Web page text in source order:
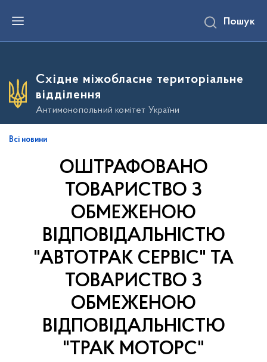
е
о
о
в
Пошук
Східне міжобласне територіальне
відділення
Антимонопольний комітет України
Всі новини
ОШТРАФОВАНО
ТОВАРИСТВО З
ОБМЕЖЕНОЮ
ВІДПОВІДАЛЬНІСТЮ
"АВТОТРАК СЕРВІС" ТА
ТОВАРИСТВО З
ОБМЕЖЕНОЮ
ВІДПОВІДАЛЬНІСТЮ
"ТРАК МОТОРС"